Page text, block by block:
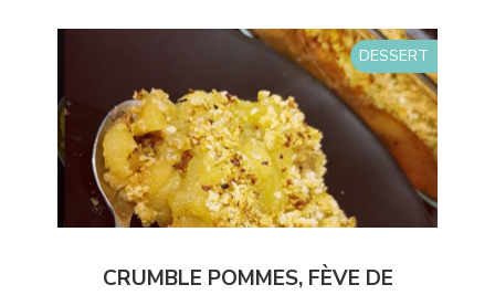
DESSERT
CRUMBLE POMMES, FÈVE DE